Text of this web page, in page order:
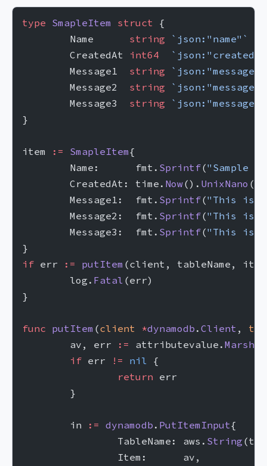
type SmapleItem struct {
	Name
string `json:"name"`
	CreatedAt
int64
	Message1
string
	Message2
string
	Message3
string
}
item := SmapleItem{
	Name:      fmt.
Sprintf("Sample
	CreatedAt: time.
Now(). UnixNano (),
	Message1:  fmt.
Sprintf("This is a
	Message2:  fmt.
Sprintf("This is a
	Message3:  fmt.
Sprintf("This is a
}
if err := putItem (client, tableName,
	log.
Fatal(err)
}
func putItem (client *dynamodb.Client,
	av, err
:= attributevalue.
	if
err != nil {
		return
err
	}
	in
:= dynamodb. PutItemInput{
		TableName: aws.
String
		Item:      av,